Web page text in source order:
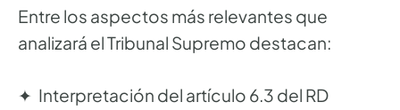
Entre los aspectos más relevantes que
analizará el Tribunal Supremo destacan:
Interpretación del artículo 6.3 del RD